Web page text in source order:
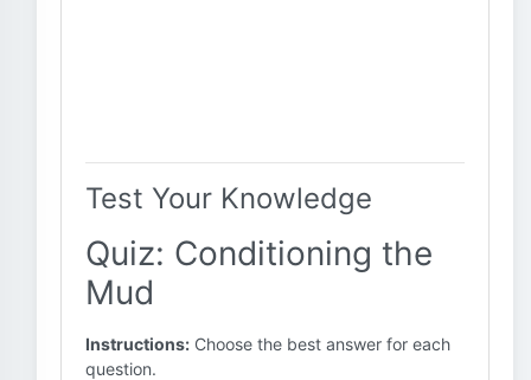
Test Your Knowledge
Quiz: Conditioning the
Mud
Instructions: Choose the best answer for each
question.